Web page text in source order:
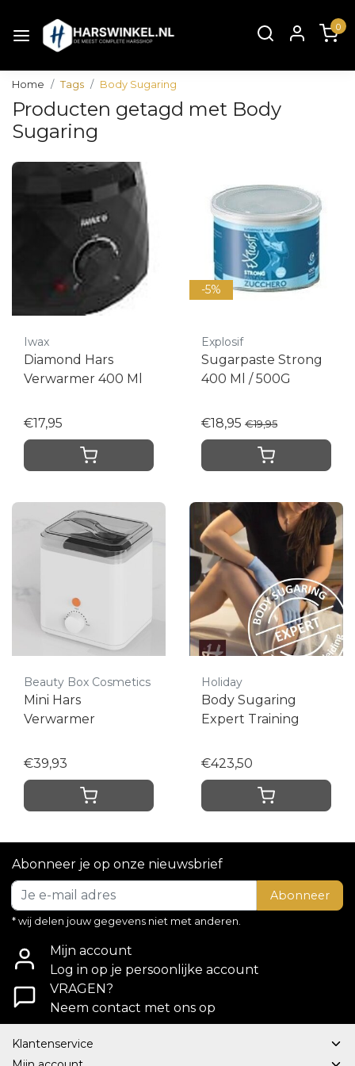
0
Home Tags Body Sugaring
Producten getagd met Body
Sugaring
Iwax
Diamond Hars
Verwarmer 400 Ml
€17,95
-5%
Explosif
Sugarpaste Strong
400 Ml / 500G
€18,95 €19,95
Beauty Box Cosmetics
Mini Hars
Verwarmer
€39,93
Holiday
Body Sugaring
Expert Training
€423,50
Abonneer je op onze nieuwsbrief
Abonneer
* wij delen jouw gegevens niet met anderen.
Mijn account
Log in op je persoonlijke account
VRAGEN?
Neem contact met ons op
Klantenservice